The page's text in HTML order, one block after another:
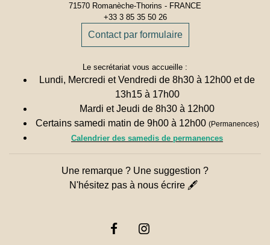
71570 Romanèche-Thorins - FRANCE
+33 3 85 35 50 26
Contact par formulaire
Le secrétariat vous accueille :
Lundi, Mercredi et Vendredi de 8h30 à 12h00 et de
13h15 à 17h00
Mardi et Jeudi de 8h30 à 12h00
Certains samedi matin de 9h00 à 12h00 (Permanences)
Calendrier des samedis de permanences
Une remarque ? Une suggestion ?
N'hésitez pas à nous écrire 🖋